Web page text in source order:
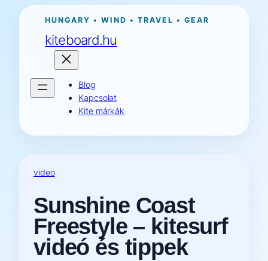
Ugrás
tartalomhoz
HUNGARY • WIND • TRAVEL • GEAR
kiteboard.hu
Blog
Kapcsolat
Kite márkák
video
Sunshine Coast
Freestyle – kitesurf
videó és tippek